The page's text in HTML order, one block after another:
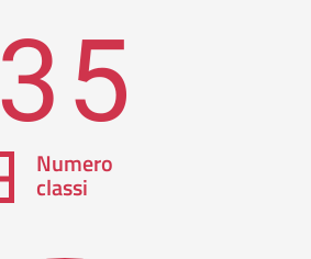
35
Numero
classi